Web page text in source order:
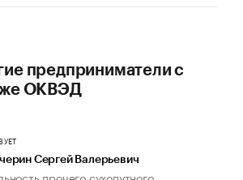
предприниматели с
ОКВЭД
Сергей Валерьевич